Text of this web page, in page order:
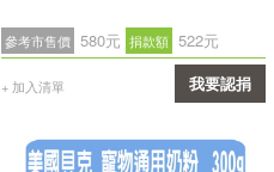
參考市售價 580元 捐款額 522元
+ 加入清單 我要認捐